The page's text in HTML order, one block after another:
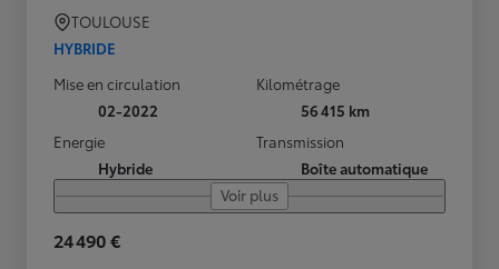
TOULOUSE
HYBRIDE
Mise en circulation
02-2022
Kilométrage
56 415 km
Energie
Hybride
Transmission
Boîte automatique
Voir plus
24 490 €